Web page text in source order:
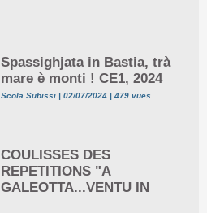
Spassighjata in Bastia, trà
mare è monti ! CE1, 2024
Scola Subissi | 02/07/2024 | 479 vues
COULISSES DES
REPETITIONS "A
GALEOTTA...VENTU IN